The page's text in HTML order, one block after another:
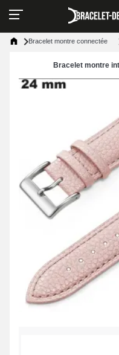
Bracelet montre connectée
Bracelet montre